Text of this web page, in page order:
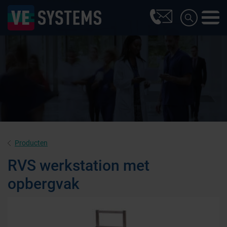
Producten
RVS werkstation met
opbergvak